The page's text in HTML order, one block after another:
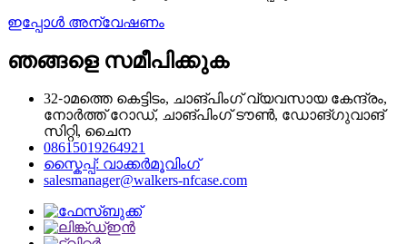
ഇപ്പോൾ അന്വേഷണം
ഞങ്ങളെ സമീപിക്കുക
32-ാമത്തെ കെട്ടിടം, ചാങ്‌പിംഗ് വ്യവസായ കേന്ദ്രം,
നോർത്ത് റോഡ്, ചാങ്‌പിംഗ് ടൗൺ, ഡോങ്‌ഗുവാങ്
സിറ്റി, ചൈന
08615019264921
സ്കൈപ്പ്: വാക്കർമൂവിംഗ്
salesmanager@walkers-nfcase.com